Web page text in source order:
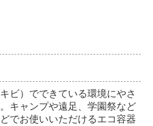
ビ）でできている環境にやさ
キャンプや遠足、学園祭など
でお使いいただけるエコ容器